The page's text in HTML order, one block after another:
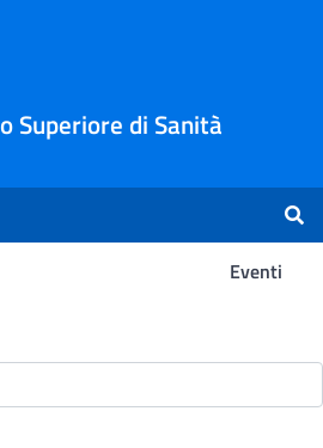
Superiore di Sanità
Eventi
Ricerca -